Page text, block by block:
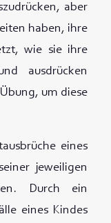
aber
haben, ihre
wie sie ihre
ausdrücken
um diese
eines
jeweiligen
Durch ein
eines Kindes